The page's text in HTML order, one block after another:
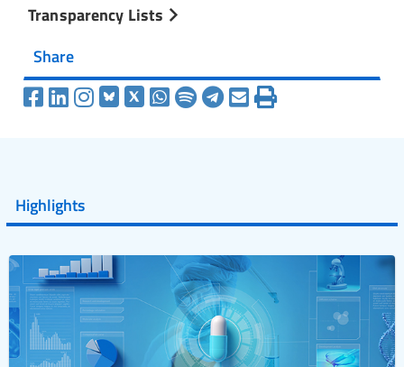
Transparency Lists
Share
Highlights